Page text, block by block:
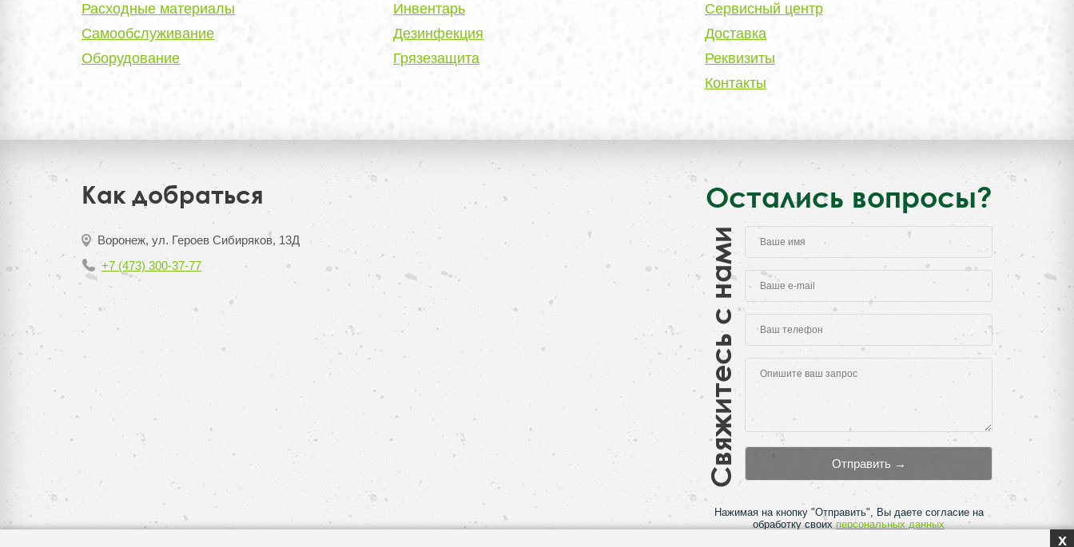
Расходные материалы
Самообслуживание
Оборудование
Инвентарь
Дезинфекция
Грязезащита
Сервисный центр
Доставка
Реквизиты
Контакты
Как добраться
Воронеж, ул. Героев Сибиряков, 13Д
+7 (473) 300-37-77
Остались вопросы?
Свяжитесь с нами
Нажимая на кнопку "Отправить", Вы даете согласие на
обработку своихперсональных данных
x